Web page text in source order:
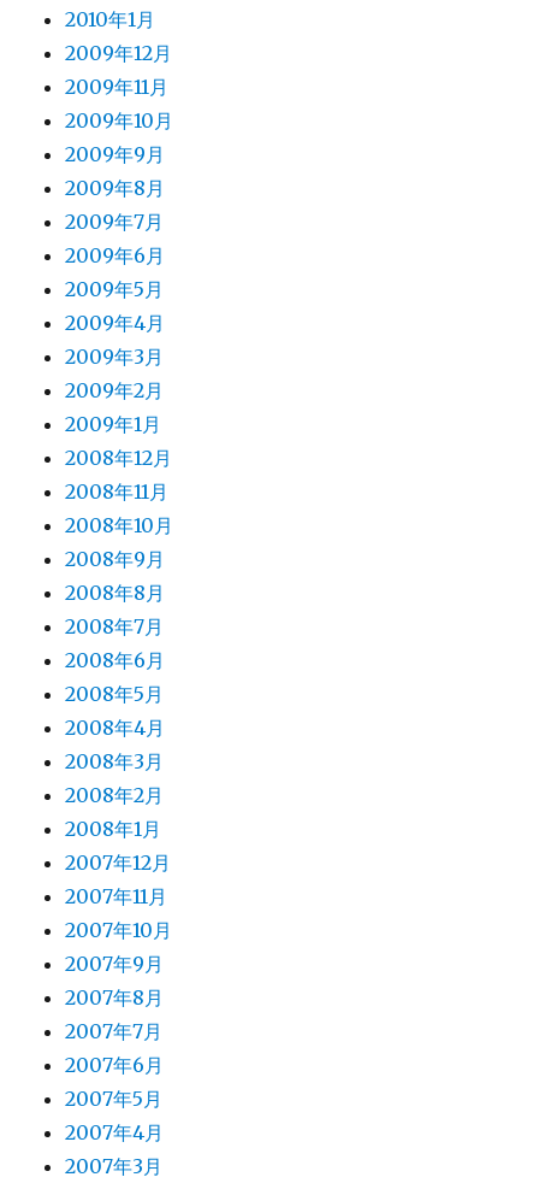
2010年1月
2009年12月
2009年11月
2009年10月
2009年9月
2009年8月
2009年7月
2009年6月
2009年5月
2009年4月
2009年3月
2009年2月
2009年1月
2008年12月
2008年11月
2008年10月
2008年9月
2008年8月
2008年7月
2008年6月
2008年5月
2008年4月
2008年3月
2008年2月
2008年1月
2007年12月
2007年11月
2007年10月
2007年9月
2007年8月
2007年7月
2007年6月
2007年5月
2007年4月
2007年3月